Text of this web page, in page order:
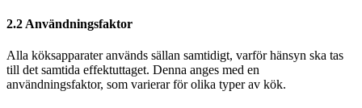
2.2 Användningsfaktor
Alla köksapparater används sällan samtidigt, varför hänsyn ska tas
till det samtida effektuttaget. Denna anges med en
användningsfaktor, som varierar för olika typer av kök.